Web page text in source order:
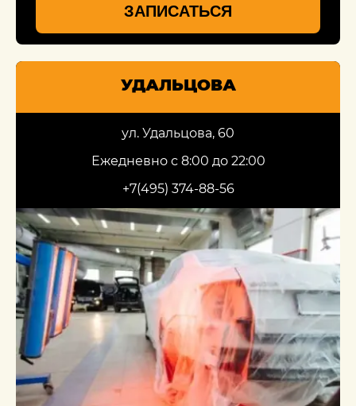
ЗАПИСАТЬСЯ
УДАЛЬЦОВА
ул. Удальцова, 60
Ежедневно с 8:00 до 22:00
+7(495) 374-88-56